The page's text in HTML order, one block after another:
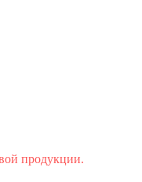
продукции.